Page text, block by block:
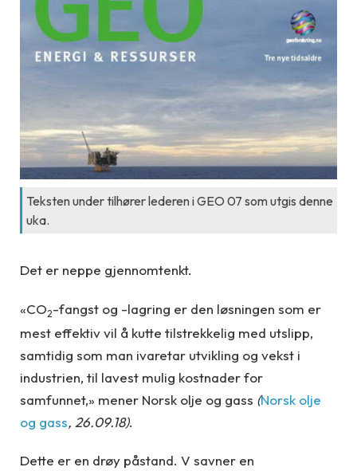
Teksten under tilhører lederen i GEO 07 som utgis denne
uka.
Det er neppe gjennomtenkt.
«CO2-fangst og -lagring er den løsningen som er
mest effektiv vil å kutte tilstrekkelig med utslipp,
samtidig som man ivaretar utvikling og vekst i
industrien, til lavest mulig kostnader for
samfunnet,» mener Norsk olje og gass (Norsk olje
og gass, 26.09.18).
Dette er en drøy påstand. V savner en